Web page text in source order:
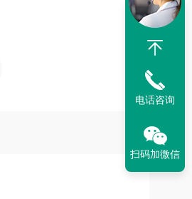
电话咨询
扫码加微信